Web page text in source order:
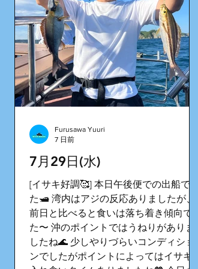
7月29日(水)
[イサキ好調🥰] 本日午後便での出船でし
た🛥️ 湾内はアジの反応ありましたが、
前日と比べると食いは落ち着き傾向でし
た〜 沖のポイントではうねりがありま
したね🌊 少しやりづらいコンディショ
ンでしたがポイントによってはイサキの
Furusawa Yuuri
7 日前